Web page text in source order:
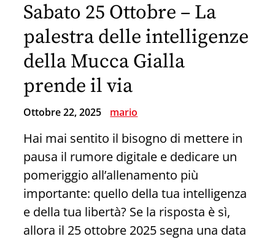
ha
voce”:
l’ex
Dirigente
di
candidata
alla
Regione
Campania
Sabato 25 Ottobre – La
palestra delle intelligenze
della Mucca Gialla
prende il via
Ottobre 22, 2025 mario
Hai mai sentito il bisogno di mettere in
pausa il rumore digitale e dedicare un
pomeriggio all’allenamento più
importante: quello della tua intelligenza
e della tua libertà? Se la risposta è sì,
allora il 25 ottobre 2025 segna una data